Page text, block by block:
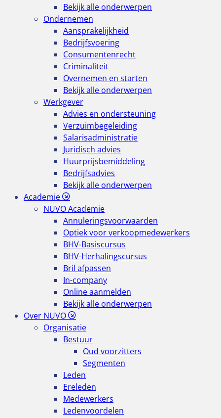
Bekijk alle onderwerpen
Ondernemen
Aansprakelijkheid
Bedrijfsvoering
Consumentenrecht
Criminaliteit
Overnemen en starten
Bekijk alle onderwerpen
Werkgever
Advies en ondersteuning
Verzuimbegeleiding
Salarisadministratie
Juridisch advies
Huurprijsbemiddeling
Bedrijfsadvies
Bekijk alle onderwerpen
Academie
NUVO Academie
Annuleringsvoorwaarden
Optiek voor verkoopmedewerkers
BHV-Basiscursus
BHV-Herhalingscursus
Bril afpassen
In-company
Online aanmelden
Bekijk alle onderwerpen
Over NUVO
Organisatie
Bestuur
Oud voorzitters
Segmenten
Leden
Ereleden
Medewerkers
Ledenvoordelen